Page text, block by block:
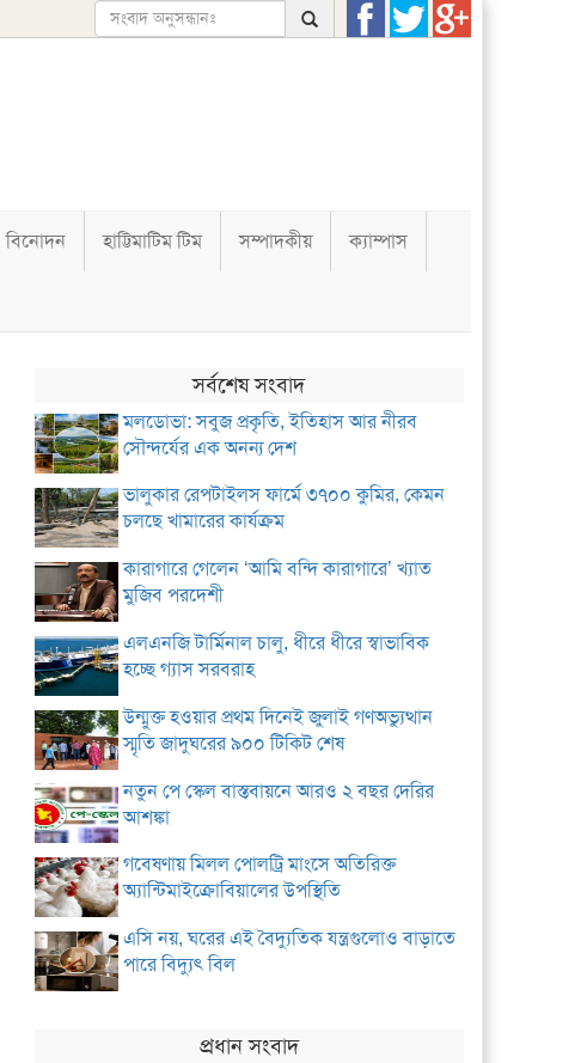
বিনোদন হাট্টিমাটিম টিম সম্পাদকীয় ক্যাম্পাস
সর্বশেষ সংবাদ
মলডোভা: সবুজ প্রকৃতি, ইতিহাস আর নীরব
সৌন্দর্যের এক অনন্য দেশ
ভালুকার রেপটাইলস ফার্মে ৩৭০০ কুমির, কেমন
চলছে খামারের কার্যক্রম
কারাগারে গেলেন ‘আমি বন্দি কারাগারে’ খ্যাত
মুজিব পরদেশী
এলএনজি টার্মিনাল চালু, ধীরে ধীরে স্বাভাবিক
হচ্ছে গ্যাস সরবরাহ
উন্মুক্ত হওয়ার প্রথম দিনেই জুলাই গণঅভ্যুত্থান
স্মৃতি জাদুঘরের ৯০০ টিকিট শেষ
নতুন পে স্কেল বাস্তবায়নে আরও ২ বছর দেরির
আশঙ্কা
গবেষণায় মিলল পোলট্রি মাংসে অতিরিক্ত
অ্যান্টিমাইক্রোবিয়ালের উপস্থিতি
এসি নয়, ঘরের এই বৈদ্যুতিক যন্ত্রগুলোও বাড়াতে
পারে বিদ্যুৎ বিল
প্রধান সংবাদ